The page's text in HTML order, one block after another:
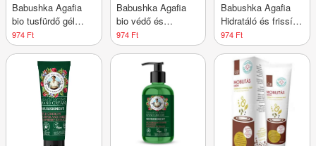
Babushka Agafia
bio tusfürdő gél
antioxidáns sarki
fehérnyír- és
vörösáfonya-
kivonattal 260 ml
974 Ft
Babushka Agafia
bio védő és
hidratáló folyékony
szappan zsálya,
rozmaring illóolaj és
zsályacserje
kivonattal 300 ml
974 Ft
Babushka Agafia
Hidratáló és frissítő
tusfürdő gél 5
mezei
gyógynövénnyel
974 Ft